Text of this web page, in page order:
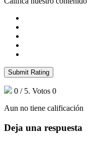
Submit Rating
0 / 5. Votos 0
Aun no tiene calificación
Deja una respuesta